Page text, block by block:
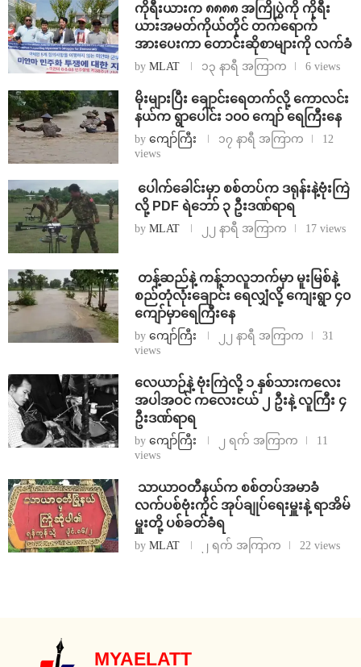
ကိုရီးယားက ၈၈၈၈ အကြိုပွဲကို ကိုရီး
ယားအမတ်ကိုယ်တိုင် တက်ရောက်
အားပေးကာ တောင်းဆိုစာများကို လက်ခံ
by MLAT ၁၃ နာရီ အကြာက 6 views
⁨မိုးများပြီး ချောင်းရေတက်လို့ ကောလင်း
နယ်က ရွာပေါင်း ၁၀၀ ကျော် ရေကြီးနေ
by ကျော်ကြီး ၁၇ နာရီ အကြာက
12
views
⁩ ⁨ပေါက်ခေါင်းမှာ စစ်တပ်က ဒရုန်းနဲ့ဗုံးကြဲ
လို့ PDF ရဲဘော် ၃ ဦးဒဏ်ရာရ
by MLAT ၂၂ နာရီ အကြာက 17 views
⁩ ⁨တန့်ဆည်နဲ့ ကန့်ဘလူဘက်မှာ မူးမြစ်နဲ့
စည်တုံလုံးချောင်း ရေလျှံလို့ ကျေးရွာ ၄၀
ကျော်မှာရေကြီးနေ
by ကျော်ကြီး ၂၂ နာရီ အကြာက
31
views
⁨လေယာဉ်နဲ့ ဗုံးကြဲလို့ ၁ နှစ်သားကလေး
အပါအဝင် ကလေးငယ် ၂ ဦးနဲ့ လူကြီး ၄
ဦးဒဏ်ရာရ
by ကျော်ကြီး ၂ ရက် အကြာက
11
views
⁩ ⁨သာယာဝတီနယ်က စစ်တပ်အမာခံ
လက်ပစ်ဗုံးကိုင် အုပ်ချုပ်ရေးမှူးနဲ့ ရာအိမ်
မှူးတို့ ပစ်ခတ်ခံရ
by MLAT ၂ ရက် အကြာက 22 views
MYAELATT